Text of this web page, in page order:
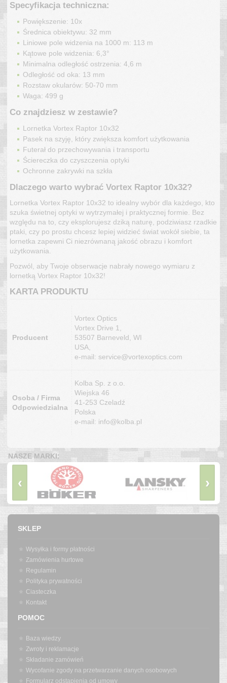
Specyfikacja techniczna:
Powiększenie: 10x
Średnica obiektywu: 32 mm
Liniowe pole widzenia na 1000 m: 113 m
Kątowe pole widzenia: 6,3°
Minimalna odległość ostrzenia: 4,6 m
Odległość od oka: 13 mm
Rozstaw okularów: 50-70 mm
Waga: 499 g
Co znajdziesz w zestawie?
Lornetka Vortex Raptor 10x32
Pasek na szyję, który zwiększa komfort użytkowania
Futerał do przechowywania i transportu
Ściereczka do czyszczenia optyki
Ochronne zakrywki na szkła
Dlaczego warto wybrać Vortex Raptor 10x32?
Lornetka Vortex Raptor 10x32 to idealny wybór dla każdego, kto
szuka świetnej optyki w wytrzymałej i praktycznej formie. Bez
względu na to, czy eksplorujesz dziką naturę, podziwiasz rzadkie
ptaki, czy po prostu chcesz lepiej widzieć świat wokół siebie, ta
lornetka zapewni Ci niezrównaną jakość obrazu i komfort
użytkowania.
Pozwól, aby Twoje obserwacje nabrały nowego wymiaru z
lornetką Vortex Raptor 10x32!
KARTA PRODUKTU
Producent
Vortex Optics
Vortex Drive 1,
53507 Barneveld, WI
USA,
e-mail: service@vortexoptics.com
Osoba / Firma
Odpowiedzialna
Kolba Sp. z o.o.
Wiejska 46
41-253 Czeladź
Polska
e-mail: info@kolba.pl
NASZE MARKI:
‹ ›
SKLEP
Wysyłka i formy płatności
Zamówienia hurtowe
Regulamin
Polityka prywatności
Ciasteczka
Kontakt
POMOC
Baza wiedzy
Zwroty i reklamacje
Składanie zamówień
Wycofanie zgody na przetwarzanie danych osobowych
Formularz odstąpienia od umowy